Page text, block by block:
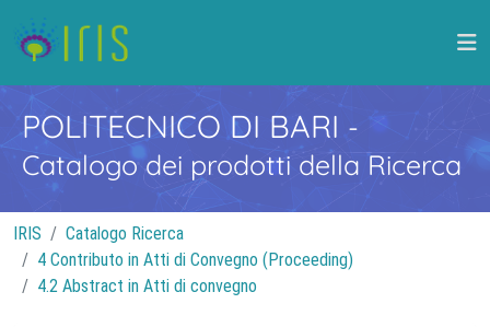
POLITECNICO DI BARI -
Catalogo dei prodotti della Ricerca
IRIS
Catalogo Ricerca
4 Contributo in Atti di Convegno (Proceeding)
4.2 Abstract in Atti di convegno